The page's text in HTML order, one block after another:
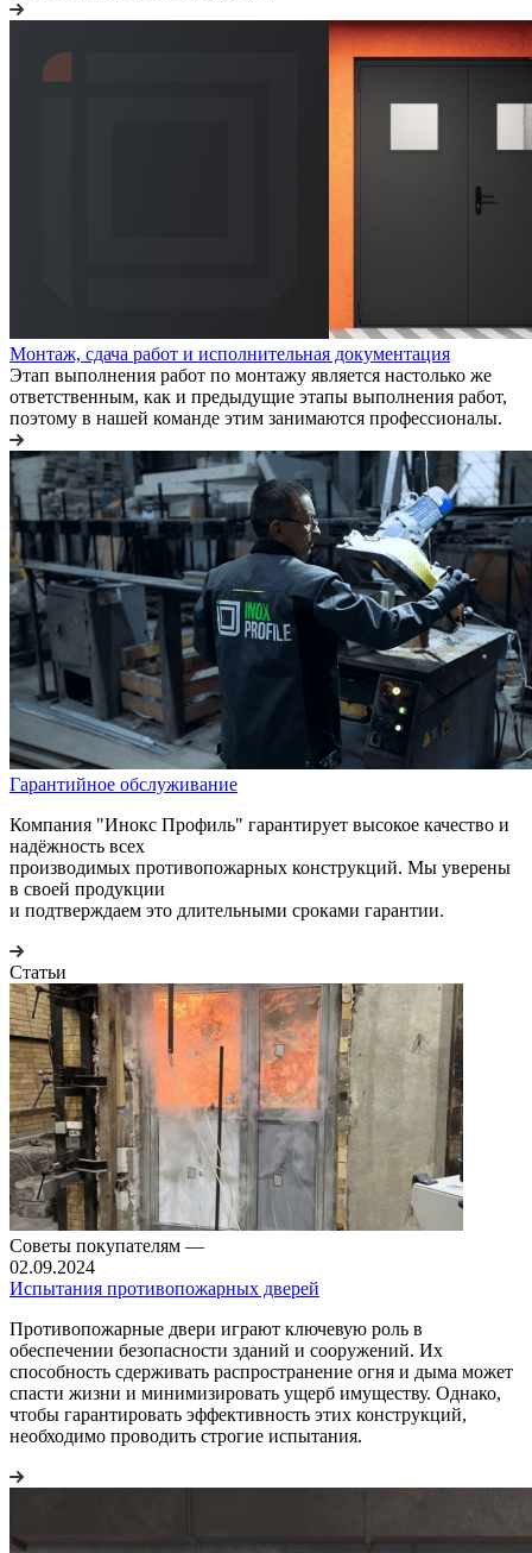
Монтаж, сдача работ и исполнительная документация
Этап выполнения работ по монтажу является настолько же
ответственным, как и предыдущие этапы выполнения работ,
поэтому в нашей команде этим занимаются профессионалы.
Гарантийное обслуживание
Компания "Инокс Профиль" гарантирует высокое качество и
надёжность всех
производимых противопожарных конструкций. Мы уверены
в своей продукции
и подтверждаем это длительными сроками гарантии.
Статьи
Советы покупателям —
02.09.2024
Испытания противопожарных дверей
Противопожарные двери играют ключевую роль в
обеспечении безопасности зданий и сооружений. Их
способность сдерживать распространение огня и дыма может
спасти жизни и минимизировать ущерб имуществу. Однако,
чтобы гарантировать эффективность этих конструкций,
необходимо проводить строгие испытания.